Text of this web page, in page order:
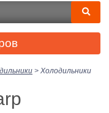
> Холодильники